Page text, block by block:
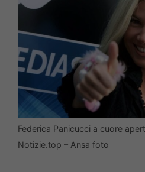
Federica Panicucci a cuore
Notizie.top – Ansa foto